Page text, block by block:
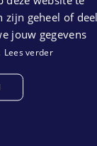
zijn geheel of
jouw gegevens
Lees verder